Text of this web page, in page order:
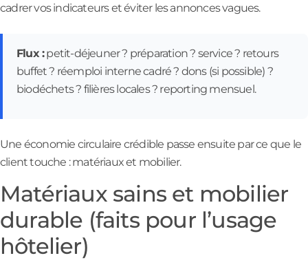
cadrer vos indicateurs et éviter les annonces vagues.
Flux :petit-déjeuner ? préparation ? service ? retours
buffet ? réemploi interne cadré ? dons (si possible) ?
biodéchets ? filières locales ? reporting mensuel.
Une économie circulaire crédible passe ensuite par ce que le
client touche : matériaux et mobilier.
Matériaux sains et mobilier
durable (faits pour l’usage
hôtelier)